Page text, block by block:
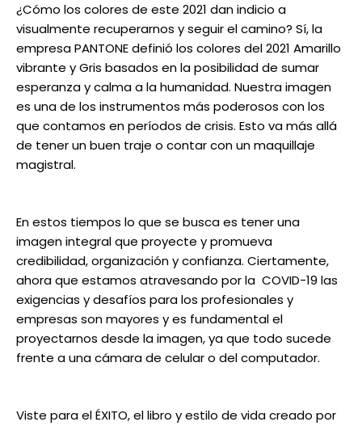
¿Cómo los colores de este 2021 dan indicio a
visualmente recuperarnos y seguir el camino? Sí, la
empresa PANTONE definió los colores del 2021 Amarillo
vibrante y Gris basados en la posibilidad de sumar
esperanza y calma a la humanidad. Nuestra imagen
es una de los instrumentos más poderosos con los
que contamos en períodos de crisis. Esto va más allá
de tener un buen traje o contar con un maquillaje
magistral.
En estos tiempos lo que se busca es tener una
imagen integral que proyecte y promueva
credibilidad, organización y confianza. Ciertamente,
ahora que estamos atravesando por la COVID-19 las
exigencias y desafíos para los profesionales y
empresas son mayores y es fundamental el
proyectarnos desde la imagen, ya que todo sucede
frente a una cámara de celular o del computador.
Viste para el ÉXITO, el libro y estilo de vida creado por